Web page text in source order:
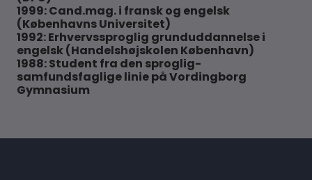
1999: Cand.mag. i fransk og engelsk
(Københavns Universitet)
1992: Erhvervssproglig grunduddannelse i
engelsk (Handelshøjskolen København)
1988: Student fra den sproglig-
samfundsfaglige linie på Vordingborg
Gymnasium